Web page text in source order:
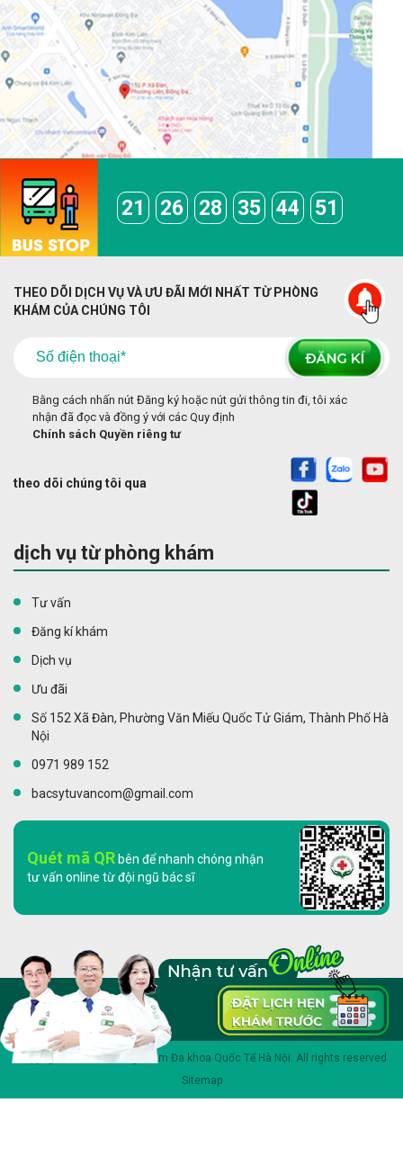
21 26 28 35 44 51
THEO DÕI DỊCH VỤ VÀ ƯU ĐÃI MỚI NHẤT TỪ PHÒNG
KHÁM CỦA CHÚNG TÔI
Bằng cách nhấn nút Đăng ký hoặc nút gửi thông tin đi, tôi xác
nhận đã đọc và đồng ý với các Quy định
Chính sách Quyền riêng tư
theo dõi chúng tôi qua
dịch vụ từ phòng khám
Tư vấn
Đăng kí khám
Dịch vụ
Ưu đãi
Số 152 Xã Đàn, Phường Văn Miếu Quốc Tử Giám, Thành Phố Hà
Nội
0971 989 152
bacsytuvancom@gmail.com
Quét mã QR bên để nhanh chóng nhận
tư vấn online từ đội ngũ bác sĩ
Copyright 2023 © Phòng khám Đa khoa Quốc Tế Hà Nội. All rights reserved
Sitemap